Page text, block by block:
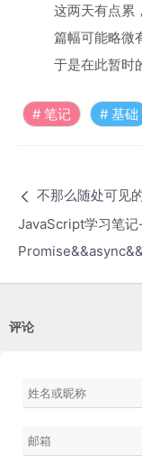
这两天有点累
篇幅可能略微
于是在此暂时
笔记 基础
不那么随处可见
JavaScript学习笔记
评论